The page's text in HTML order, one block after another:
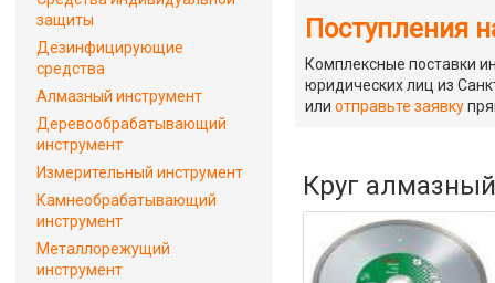
Поступления
Комплексные поставки
юридических лиц из
илиотправьте заявку
Круг
защиты
Дезинфицирующие
средства
Алмазный инструмент
Деревообрабатывающий
инструмент
Измерительный инструмент
Камнеобрабатывающий
инструмент
Металлорежущий
инструмент